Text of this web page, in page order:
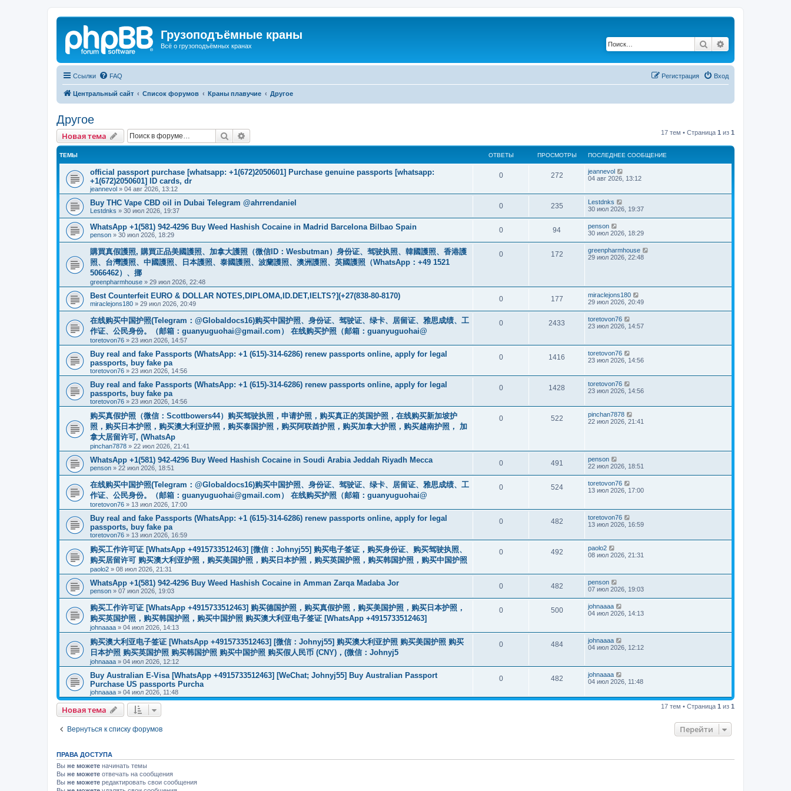
Грузоподъёмные краны
Всё о грузоподъёмных кранах Поиск
Ссылки FAQ Вход
Регистрация
Центральный сайт Список форумов Краны плавучие Другое
Другое
Новая тема Поиск 17 тем • Страница 1 из 1
ТЕМЫ ОТВЕТЫ ПРОСМОТРЫ ПОСЛЕДНЕЕ СООБЩЕНИЕ
official passport purchase [whatsapp: +1(672)2050601] Purchase genuine passports [whatsapp:
+1(672)2050601] ID cards, dr
jeannevol » 04 авг 2026, 13:12
0 272
jeannevol
04 авг 2026, 13:12
Buy THC Vape CBD oil in Dubai Telegram @ahrrendaniel
Lestdnks » 30 июл 2026, 19:37
0 235
Lestdnks
30 июл 2026, 19:37
WhatsApp +1(581) 942-4296 Buy Weed Hashish Cocaine in Madrid Barcelona Bilbao Spain
penson » 30 июл 2026, 18:29
0 94
penson
30 июл 2026, 18:29
購買真假護照, 購買正品美國護照、加拿大護照（微信ID：Wesbutman）身份证、驾驶执照、韓國護照、香港護
照、台灣護照、中國護照、日本護照、泰國護照、波蘭護照、澳洲護照、英國護照（WhatsApp：+49 1521
5066462）、挪
greenpharmhouse » 29 июл 2026, 22:48
0 172
greenpharmhouse
29 июл 2026, 22:48
Best Counterfeit EURO & DOLLAR NOTES,DIPLOMA,ID.DET,IELTS?](+27(838-80-8170)
miraclejons180 » 29 июл 2026, 20:49
0 177
miraclejons180
29 июл 2026, 20:49
在线购买中国护照(Telegram：@Globaldocs16)购买中国护照、身份证、驾驶证、绿卡、居留证、雅思成绩、工
作证、公民身份。（邮箱： guanyuguohai@gmail.com ） 在线购买护照（邮箱：guanyuguohai@
toretovon76 » 23 июл 2026, 14:57
0 2433
toretovon76
23 июл 2026, 14:57
Buy real and fake Passports (WhatsApp: +1 (615)-314-6286) renew passports online, apply for legal
passports, buy fake pa
toretovon76 » 23 июл 2026, 14:56
0 1416
toretovon76
23 июл 2026, 14:56
Buy real and fake Passports (WhatsApp: +1 (615)-314-6286) renew passports online, apply for legal
passports, buy fake pa
toretovon76 » 23 июл 2026, 14:56
0 1428
toretovon76
23 июл 2026, 14:56
购买真假护照（微信：Scottbowers44）购买驾驶执照，申请护照，购买真正的英国护照，在线购买新加坡护
照，购买日本护照，购买澳大利亚护照，购买泰国护照，购买阿联酋护照，购买加拿大护照，购买越南护照， 加
拿大居留许可, (WhatsAp
pinchan7878 » 22 июл 2026, 21:41
0 522
pinchan7878
22 июл 2026, 21:41
WhatsApp +1(581) 942-4296 Buy Weed Hashish Cocaine in Soudi Arabia Jeddah Riyadh Mecca
penson » 22 июл 2026, 18:51
0 491
penson
22 июл 2026, 18:51
在线购买中国护照(Telegram：@Globaldocs16)购买中国护照、身份证、驾驶证、绿卡、居留证、雅思成绩、工
作证、公民身份。（邮箱： guanyuguohai@gmail.com ） 在线购买护照（邮箱：guanyuguohai@
toretovon76 » 13 июл 2026, 17:00
0 524
toretovon76
13 июл 2026, 17:00
Buy real and fake Passports (WhatsApp: +1 (615)-314-6286) renew passports online, apply for legal
passports, buy fake pa
toretovon76 » 13 июл 2026, 16:59
0 482
toretovon76
13 июл 2026, 16:59
购买工作许可证 [WhatsApp +4915733512463] [微信：Johnyj55] 购买电子签证，购买身份证、购买驾驶执照、
购买居留许可 购买澳大利亚护照，购买美国护照，购买日本护照，购买英国护照，购买韩国护照，购买中国护照
paolo2 » 08 июл 2026, 21:31
0 492
paolo2
08 июл 2026, 21:31
WhatsApp +1(581) 942-4296 Buy Weed Hashish Cocaine in Amman Zarqa Madaba Jor
penson » 07 июл 2026, 19:03
0 482
penson
07 июл 2026, 19:03
购买工作许可证 [WhatsApp +4915733512463] 购买德国护照，购买真假护照，购买美国护照，购买日本护照，
购买英国护照，购买韩国护照，购买中国护照 购买澳大利亚电子签证 [WhatsApp +4915733512463]
johnaaaa » 04 июл 2026, 14:13
0 500
johnaaaa
04 июл 2026, 14:13
购买澳大利亚电子签证 [WhatsApp +4915733512463] [微信：Johnyj55] 购买澳大利亚护照 购买美国护照 购买
日本护照 购买英国护照 购买韩国护照 购买中国护照 购买假人民币 (CNY)，(微信：Johnyj5
johnaaaa » 04 июл 2026, 12:12
0 484
johnaaaa
04 июл 2026, 12:12
Buy Australian E-Visa [WhatsApp +4915733512463] [WeChat; Johnyj55] Buy Australian Passport
Purchase US passports Purcha
johnaaaa » 04 июл 2026, 11:48
0 482
johnaaaa
04 июл 2026, 11:48
Новая тема 17 тем • Страница 1 из 1
Вернуться к списку форумов Перейти
ПРАВА ДОСТУПА
Вы не можете начинать темы
Вы не можете отвечать на сообщения
Вы не можете редактировать свои сообщения